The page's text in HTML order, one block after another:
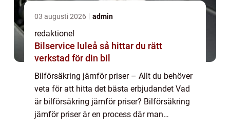
03 augusti 2026 admin
redaktionel
Bilservice luleå så hittar du rätt
verkstad för din bil
Bilförsäkring jämför priser – Allt du behöver
veta för att hitta det bästa erbjudandet Vad
är bilförsäkring jämför priser? Bilförsäkring
jämför priser är en process där man